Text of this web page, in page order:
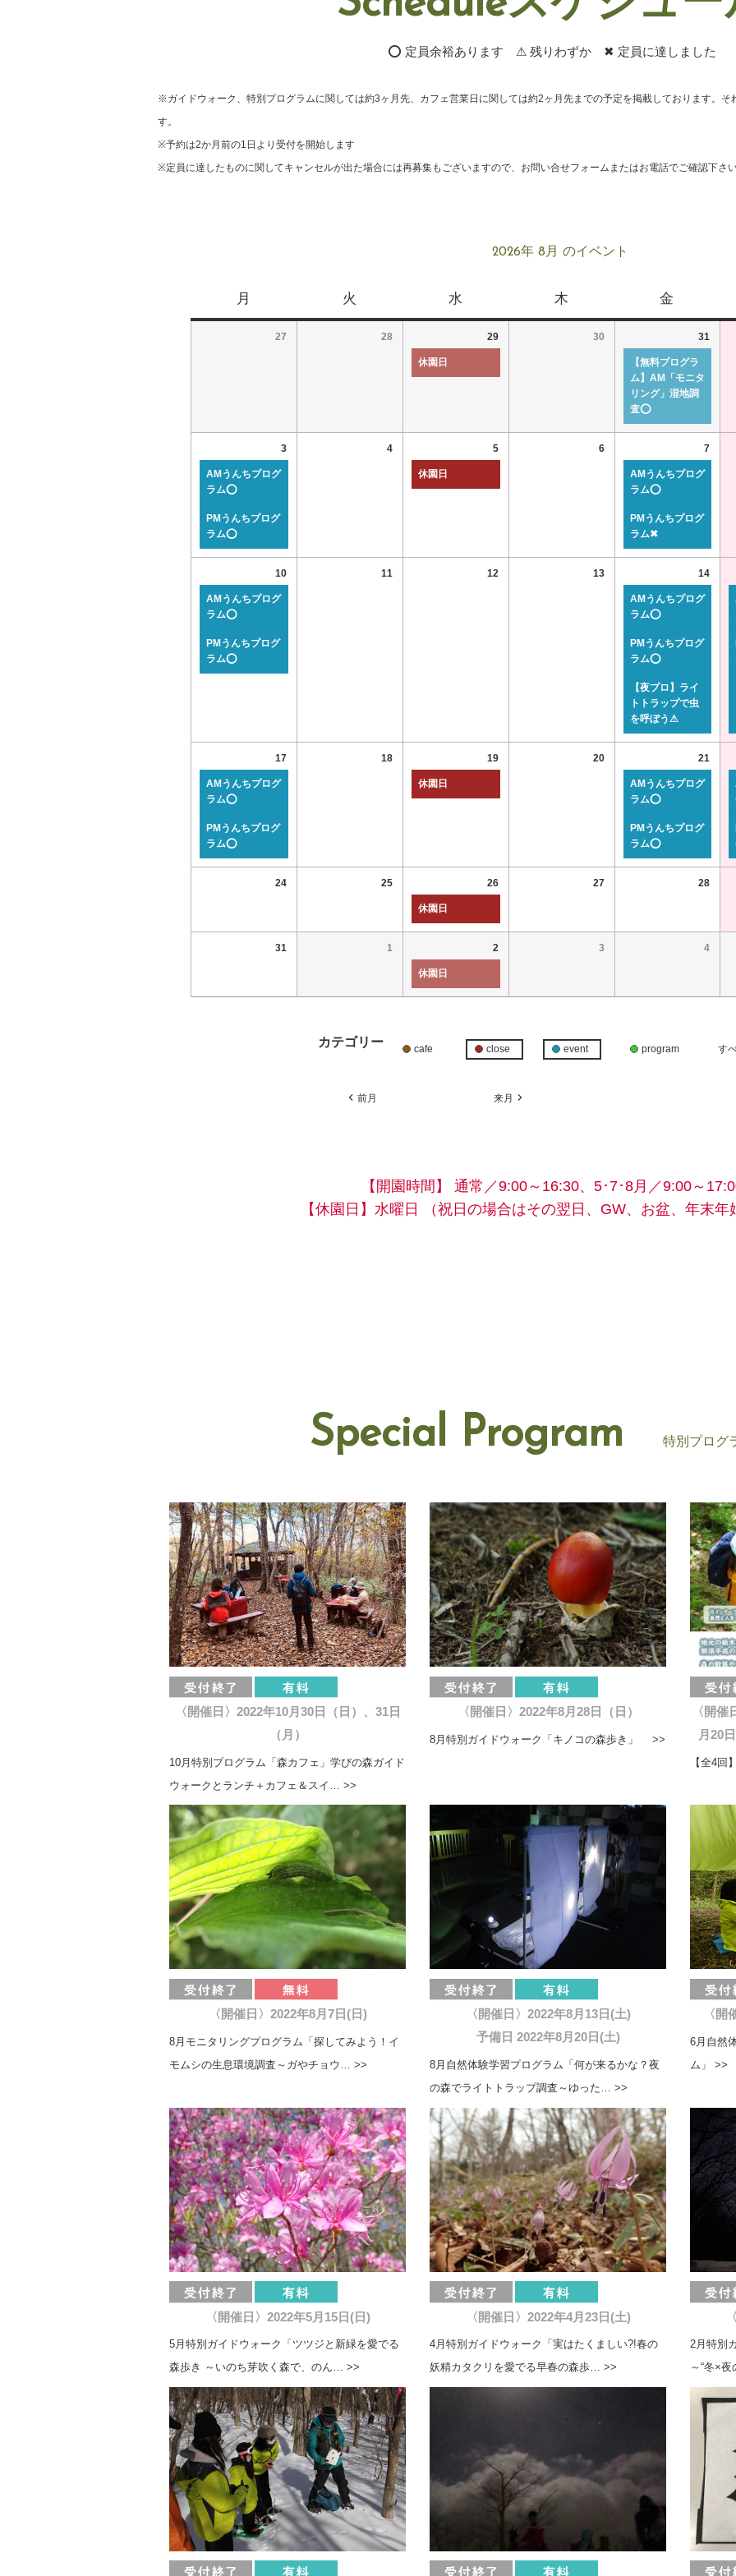
⭕ 定員余裕あります ⚠ 残りわずか ✖ 定員に達しました
※ガイドウォーク、特別プログラムに関しては約3ヶ月先、カフェ営業日に関しては約2ヶ月先までの予定を掲載しております。そ
す。
※予約は2か月前の1日より受付を開始します
※定員に達したものに関してキャンセルが出た場合には再募集もございますので、お問い合せフォームまたはお電話でご確認下さい
2026年 8月 のイベント
月 火 水 木 金
27 28 29
休園日
30 31
【無料プログラ
ム】AM「モニタ
リング」湿地調
査⭕
3
AMうんちプログ
ラム⭕
PMうんちプログ
ラム⭕
4 5
休園日
6 7
AMうんちプログ
ラム⭕
PMうんちプログ
ラム✖
10
AMうんちプログ
ラム⭕
PMうんちプログ
ラム⭕
11 12 13 14
AMうんちプログ
ラム⭕
PMうんちプログ
ラム⭕
【夜プロ】ライ
トトラップで虫
を呼ぼう⚠
17
AMうんちプログ
ラム⭕
PMうんちプログ
ラム⭕
18 19
休園日
20 21
AMうんちプログ
ラム⭕
PMうんちプログ
ラム⭕
24 25 26
休園日
27 28
31 1 2
休園日
3 4
カテゴリー cafe close event program す
前月 来月
【開園時間】
通常／9:00～16:30、5･7･8月／9:00～
【休園日】水曜日
（祝日の場合はその翌日、GW、お盆、年末年
Special Program 特別プログ
〈開催日〉2022年10月30日（日）、31日
（月）
10月特別プログラム「森カフェ」学びの森ガイド
ウォークとランチ＋カフェ＆スイ… >>
〈開催日〉2022年8月28日（日）
8月特別ガイドウォーク「キノコの森歩き」 >>
〈開
月20
【全4回
〈開催日〉2022年8月7日(日)
8月モニタリングプログラム「探してみよう！イ
モムシの生息環境調査～ガやチョウ… >>
〈開催日〉2022年8月13日(土)
予備日 2022年8月20日(土)
8月自然体験学習プログラム「何が来るかな？夜
の森でライトトラップ調査～ゆった… >>
〈
6月自然
ム」 >>
〈開催日〉2022年5月15日(日)
5月特別ガイドウォーク「ツツジと新緑を愛でる
森歩き ～いのち芽吹く森で、のん… >>
〈開催日〉2022年4月23日(土)
4月特別ガイドウォーク「実はたくましい?!春の
妖精カタクリを愛でる早春の森歩… >>
2月特別
～“冬×